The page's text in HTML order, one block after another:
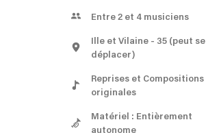
Entre 2 et 4 musiciens
Ille et Vilaine - 35 (peut se
déplacer)
Reprises et Compositions
originales
Matériel : Entièrement
autonome